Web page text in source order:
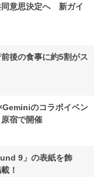
同意思決定へ 新ガイ
後の食事に約5割がス
のコラボイベン
宿で開催
9」の表紙を飾
！